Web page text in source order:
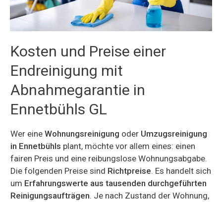
Kosten und Preise einer
Endreinigung mit
Abnahmegarantie in
Ennetbühls GL
Wer eine Wohnungsreinigung oder Umzugsreinigung
in Ennetbühls plant, möchte vor allem eines: einen
fairen Preis und eine reibungslose Wohnungsabgabe.
Die folgenden Preise sind Richtpreise. Es handelt sich
um Erfahrungswerte aus tausenden durchgeführten
Reinigungsaufträgen. Je nach Zustand der Wohnung,